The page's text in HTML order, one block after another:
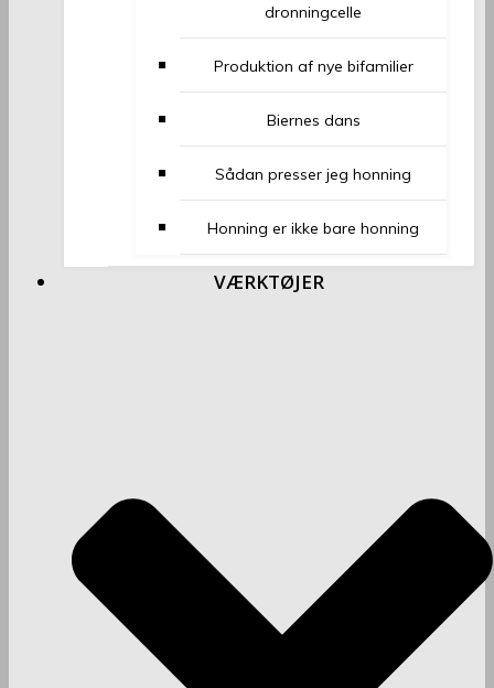
dronningcelle
Produktion af nye bifamilier
Biernes dans
Sådan presser jeg honning
Honning er ikke bare honning
VÆRKTØJER